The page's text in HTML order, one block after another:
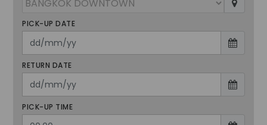
PICK-UP DATE
RETURN DATE
PICK-UP TIME